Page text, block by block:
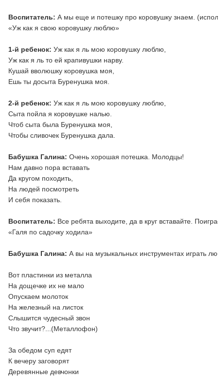
Воспитатель: А мы еще и потешку про коровушку знаем.
«Уж как я свою коровушку люблю»
1-й ребенок: Уж как я ль мою коровушку люблю,
Уж как я ль то ей крапивушки нарву.
Кушай вволюшку коровушка моя,
Ешь ты досыта Буренушка моя.
2-й ребенок:Уж как я ль мою коровушку люблю,
Сыта пойла я коровушке налью.
Чтоб сыта была Буренушка моя,
Чтобы сливочек Буренушка дала.
Бабушка Галина: Очень хорошая потешка. Молодцы!
Нам давно пора вставать
Да кругом походить,
На людей посмотреть
И себя показать.
Воспитатель: Все ребята выходите, да в круг вставайте.
«Галя по садочку ходила»
Бабушка Галина:А вы на музыкальных инструментах играть
Вот пластинки из металла
На дощечке их не мало
Опускаем молоток
На железный на листок
Слышится чудесный звон
Что звучит?...(Металлофон)
За обедом суп едят
К вечеру заговорят
Деревянные девчонки